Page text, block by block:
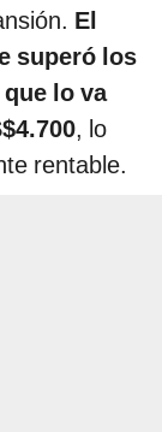
El
superó los
que lo va
, lo
rentable.